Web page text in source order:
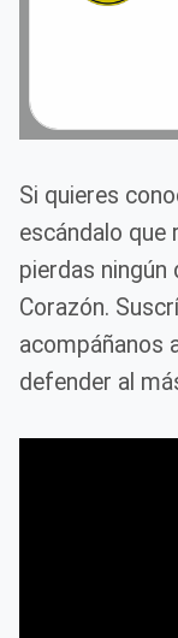
Si quieres
escándalo que
pierdas ningún
Corazón.
acompáñanos
defender al